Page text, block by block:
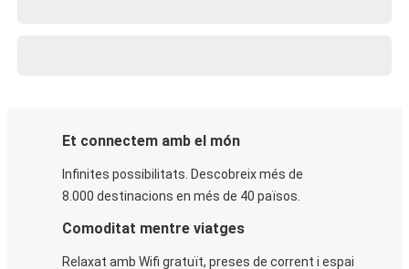
Et connectem amb el món
Infinites possibilitats. Descobreix més de
8.000 destinacions en més de 40 països.
Comoditat mentre viatges
Relaxat amb Wifi gratuït, preses de corrent i espai